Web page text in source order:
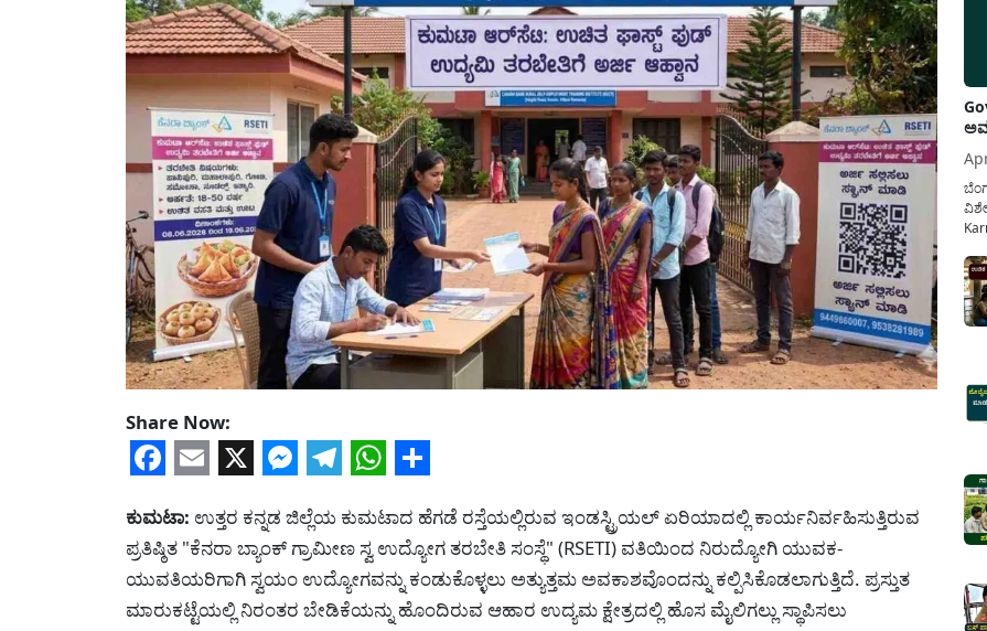
Share Now:
Facebook
Email
X Messenger
Telegram
WhatsApp
Share
ಕುಮಟಾ: ಉತ್ತರ ಕನ್ನಡ ಜಿಲ್ಲೆಯ ಕುಮಟಾದ ಹೆಗಡೆ ರಸ್ತೆಯಲ್ಲಿರುವ ಇಂಡಸ್ಟ್ರಿಯಲ್ ಏರಿಯಾದಲ್ಲಿ ಕಾರ್ಯನಿರ್ವಹಿಸುತ್ತಿರುವ
ಪ್ರತಿಷ್ಠಿತ "ಕೆನರಾ ಬ್ಯಾಂಕ್ ಗ್ರಾಮೀಣ ಸ್ವ ಉದ್ಯೋಗ ತರಬೇತಿ ಸಂಸ್ಥೆ" (RSETI) ವತಿಯಿಂದ ನಿರುದ್ಯೋಗಿ ಯುವಕ-
ಯುವತಿಯರಿಗಾಗಿ ಸ್ವಯಂ ಉದ್ಯೋಗವನ್ನು ಕಂಡುಕೊಳ್ಳಲು ಅತ್ಯುತ್ತಮ ಅವಕಾಶವೊಂದನ್ನು ಕಲ್ಪಿಸಿಕೊಡಲಾಗುತ್ತಿದೆ. ಪ್ರಸ್ತುತ
ಮಾರುಕಟ್ಟೆಯಲ್ಲಿ ನಿರಂತರ ಬೇಡಿಕೆಯನ್ನು ಹೊಂದಿರುವ ಆಹಾರ ಉದ್ಯಮ ಕ್ಷೇತ್ರದಲ್ಲಿ ಹೊಸ ಮೈಲಿಗಲ್ಲು ಸ್ಥಾಪಿಸಲು